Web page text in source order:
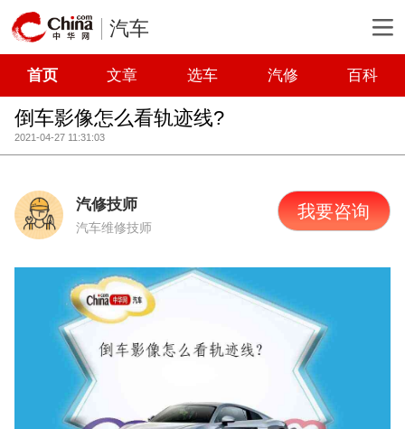
汽车
首页 文章 选车 汽修 百科
倒车影像怎么看轨迹线?
2021-04-27 11:31:03
汽修技师
汽车维修技师
我要咨询